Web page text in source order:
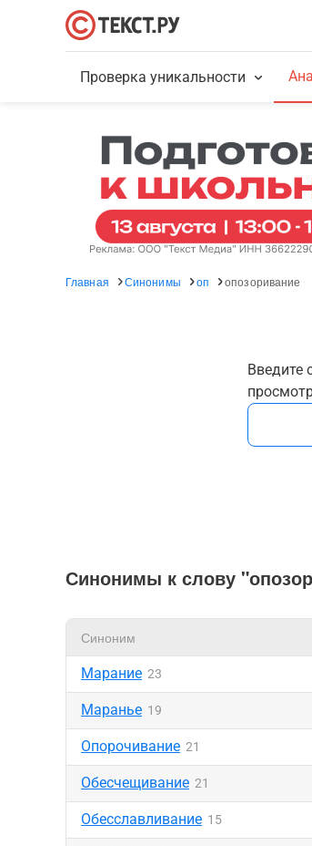
Проверка уникальности
Главная Синонимы оп опозоривание
Введите
Синонимы к слову
Синоним
Марание 23
Маранье 19
Опорочивание 21
Обесчещивание 21
Обесславливание 15